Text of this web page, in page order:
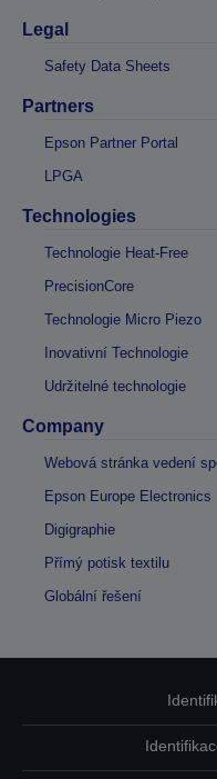
Legal
Safety Data Sheets
Partners
Epson Partner Portal
LPGA
Technologies
Technologie Heat-Free
PrecisionCore
Technologie Micro Piezo
Inovativní Technologie
Udržitelné technologie
Company
Webová stránka vedení
Epson Europe Electronics
Digigraphie
Přímý potisk textilu
Globální řešení